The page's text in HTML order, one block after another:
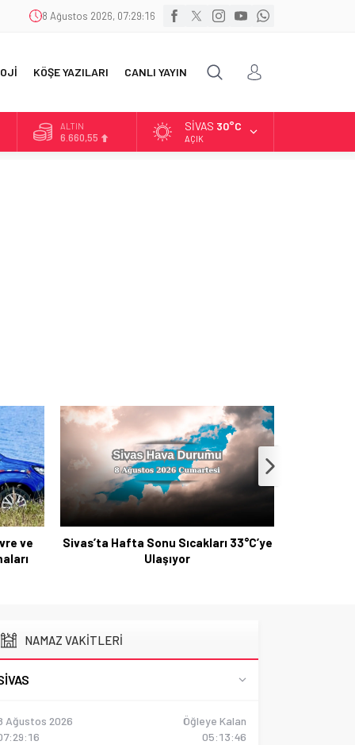
8 Ağustos 2026, 07:29:17
KÖŞE YAZILARI CANLI YAYIN
ALTIN
6.660,55
SIVAS 30°C
AÇIK
ve
Sivas’ta Hafta Sonu Sıcakları 33°C’ye
Ulaşıyor
NAMAZ VAKİTLERİ
Ağustos 2026
Öğleye Kalan
05:13:45